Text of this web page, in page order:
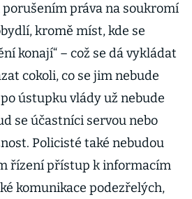
práva na soukromí
kromě míst, kde se
konají“ – což se dá vykládat
cokoli, co se jim nebude
ústupku vlády už nebude
se účastníci servou nebo
Policisté také nebudou
řízení přístup k informacím
komunikace podezřelých,